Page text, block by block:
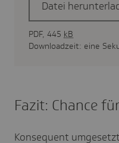
Datei
PDF, 445 kB
Downloadzeit: eine
Fazit: Chance
Konsequent